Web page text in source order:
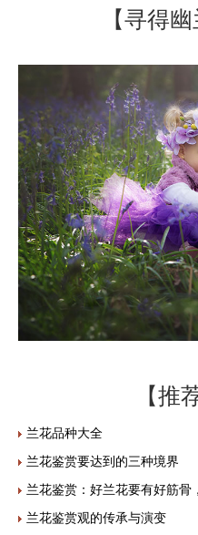
【寻得
【推
兰花品种大全
兰花鉴赏要达到的三种境界
兰花鉴赏：好兰花要有好筋骨
兰花鉴赏观的传承与演变